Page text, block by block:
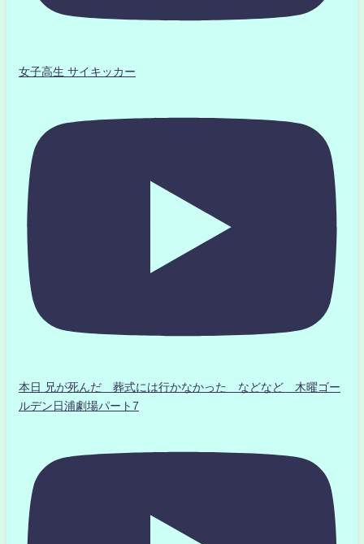
女子高生 サイキッカー
本日 兄が死んだ 葬式には行かなかった などなど 木曜ゴー
ルデン日浦劇場パート7